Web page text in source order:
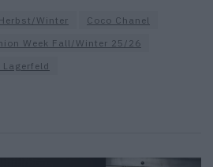
Winter
Coco Chanel
Week Fall/Winter 25/26
Lagerfeld